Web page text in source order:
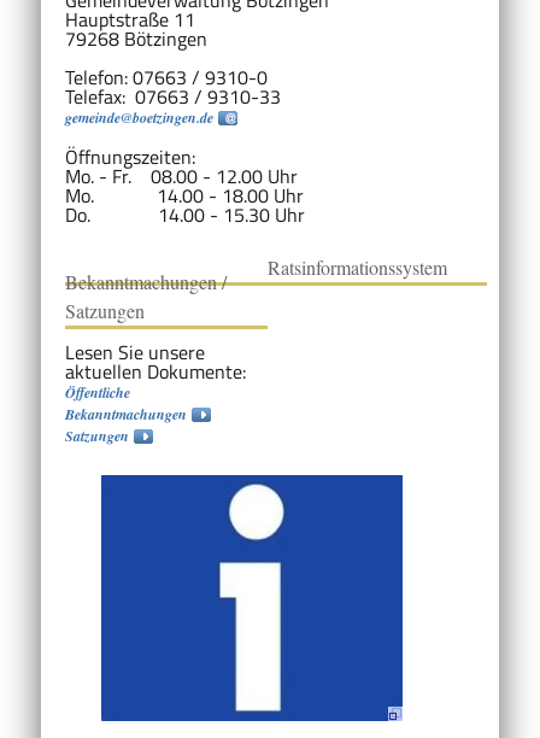
Hauptstraße 11
79268 Bötzingen
Telefon: 07663 / 9310-0
Telefax: 07663 / 9310-33
gemeinde@boetzingen.de
Öffnungszeiten:
Mo. - Fr. 08.00 - 12.00 Uhr
Mo. 14.00 - 18.00 Uhr
Do. 14.00 - 15.30 Uhr
Bekanntmachungen /
Satzungen
Lesen Sie unsere
aktuellen Dokumente:
Öffentliche
Bekanntmachungen
Satzungen
Ratsinformationssystem